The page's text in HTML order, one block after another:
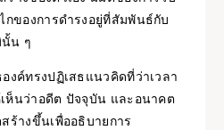
กของการดำรงอยู่ที่สัมพันธ์กับ
นั้น ๆ
งค์ทรงปฏิเสธแนวคิดที่ว่าเวลา
ห็นว่าอดีต ปัจจุบัน และอนาคต
ร้างขึ้นเพื่ออธิบายการ